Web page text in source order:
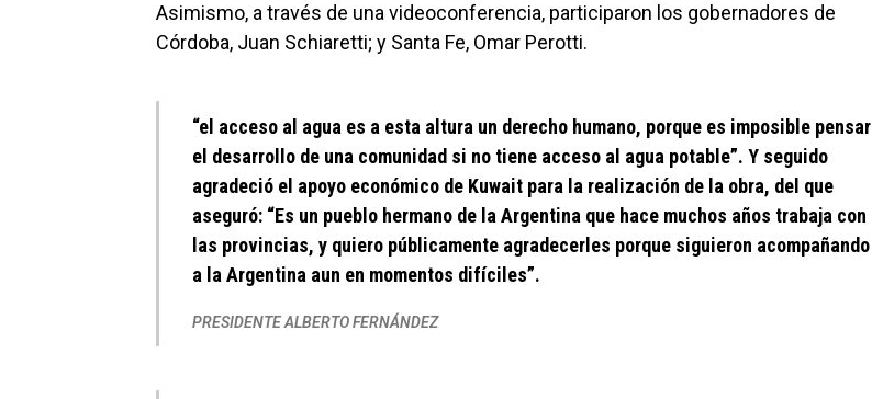
Asimismo, a través de una videoconferencia, participaron los gobernadores de
Córdoba, Juan Schiaretti; y Santa Fe, Omar Perotti.
“el acceso al agua es a esta altura un derecho humano, porque es imposible pensar
el desarrollo de una comunidad si no tiene acceso al agua potable”. Y seguido
agradeció el apoyo económico de Kuwait para la realización de la obra, del que
aseguró: “Es un pueblo hermano de la Argentina que hace muchos años trabaja con
las provincias, y quiero públicamente agradecerles porque siguieron acompañando
a la Argentina aun en momentos difíciles”.
PRESIDENTE ALBERTO FERNÁNDEZ